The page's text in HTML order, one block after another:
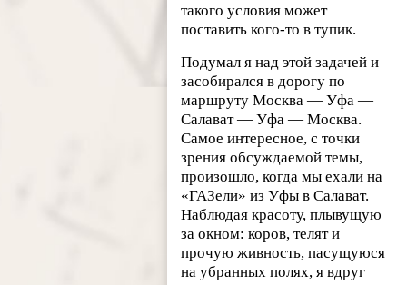
такого условия может
поставить кого-то в тупик.
Подумал я над этой задачей и
засобирался в дорогу по
маршруту Москва — Уфа —
Салават — Уфа — Москва.
Самое интересное, с точки
зрения обсуждаемой темы,
произошло, когда мы ехали на
«ГАЗели» из Уфы в Салават.
Наблюдая красоту, плывущую
за окном: коров, телят и
прочую живность, пасущуюся
на убранных полях, я вдруг